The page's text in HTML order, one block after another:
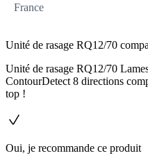
France
Unité de rasage RQ12/70
Unité de rasage RQ12/70
ContourDetect 8 directions
top !
Oui, je recommande ce produit